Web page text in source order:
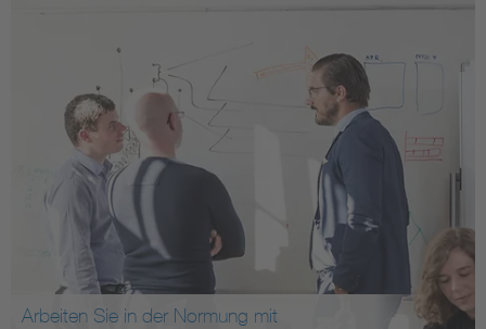
Arbeiten Sie in der Normung mit